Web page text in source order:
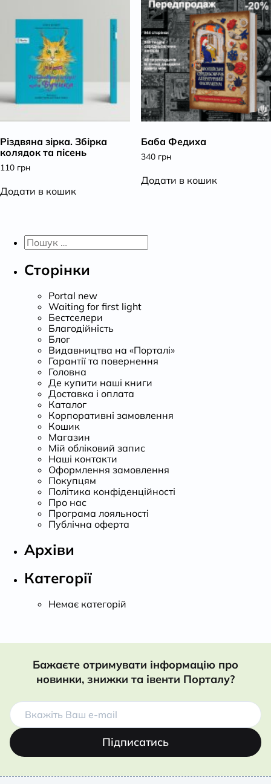
Різдвяна зірка. Збірка
колядок та пісень
110 грн
Додати в кошик
Баба Федиха
340 грн
Додати в кошик
Пошук:
Сторінки
Portal new
Waiting for first light
Бестселери
Благодійність
Блог
Видавництва на «Порталі»
Гарантії та повернення
Головна
Де купити наші книги
Доставка і оплата
Каталог
Корпоративні замовлення
Кошик
Магазин
Мій обліковий запис
Наші контакти
Оформлення замовлення
Покупцям
Політика конфіденційності
Про нас
Програма лояльності
Публічна оферта
Архіви
Категорії
Немає категорій
Бажаєте отримувати інформацію про
новинки, знижки та івенти Порталу?
Підписатись